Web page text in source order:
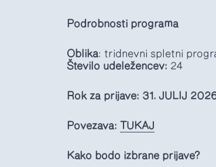
Podrobnosti programa
Oblika: tridnevni spletni
Število udeležencev: 24
Rok za prijave: 31. JULIJ
Povezava: TUKAJ
Kako bodo izbrane prijave?